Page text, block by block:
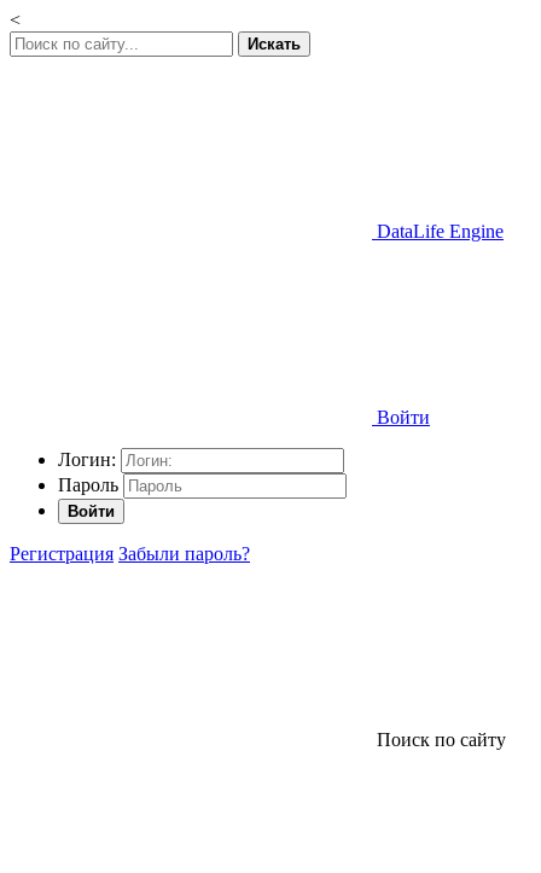
<
Искать
DataLife Engine
Войти
Логин:
Пароль
Войти
Регистрация Забыли пароль?
Поиск по сайту